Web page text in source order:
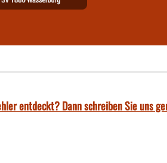
entdeckt? Dann schreiben Sie uns